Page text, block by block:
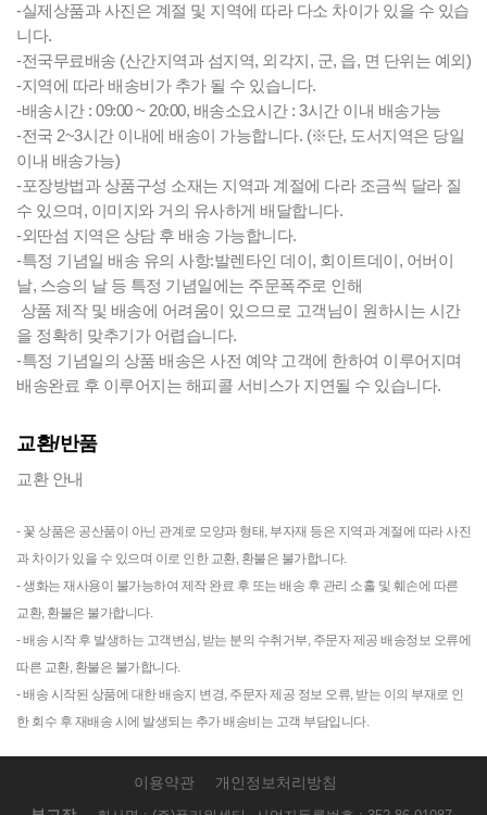
-실제상품과 사진은 계절 및 지역에 따라 다소 차이가 있을 수 있습
니다.
-전국무료배송 (산간지역과 섬지역, 외각지, 군, 읍, 면 단위는 예외)
-지역에 따라 배송비가 추가 될 수 있습니다.
-배송시간 : 09:00 ~ 20:00, 배송소요시간 : 3시간 이내 배송가능
-전국 2~3시간 이내에 배송이 가능합니다. (※단, 도서지역은 당일
이내 배송가능)
-포장방법과 상품구성 소재는 지역과 계절에 다라 조금씩 달라 질
수 있으며, 이미지와 거의 유사하게 배달합니다.
-외딴섬 지역은 상담 후 배송 가능합니다.
-특정 기념일 배송 유의 사항:발렌타인 데이, 회이트데이, 어버이
날, 스승의 날 등 특정 기념일에는 주문폭주로 인해
상품 제작 및 배송에 어려움이 있으므로 고객님이 원하시는 시간
을 정확히 맞추기가 어렵습니다.
-특정 기념일의 상품 배송은 사전 예약 고객에 한하여 이루어지며
배송완료 후 이루어지는 해피콜 서비스가 지연될 수 있습니다.
교환/반품
교환 안내
- 꽃 상품은 공산품이 아닌 관계로 모양과 형태, 부자재 등은 지역과 계절에 따라 사진
과 차이가 있을 수 있으며 이로 인한 교환, 환불은 불가합니다.
- 생화는 재사용이 불가능하여 제작 완료 후 또는 배송 후 관리 소홀 및 훼손에 따른
교환, 환불은 불가합니다.
- 배송 시작 후 발생하는 고객변심, 받는 분의 수취거부, 주문자 제공 배송정보 오류에
따른 교환, 환불은 불가합니다.
- 배송 시작된 상품에 대한 배송지 변경, 주문자 제공 정보 오류, 받는 이의 부재로 인
한 회수 후 재배송 시에 발생되는 추가 배송비는 고객 부담입니다.
이용약관
개인정보처리방침